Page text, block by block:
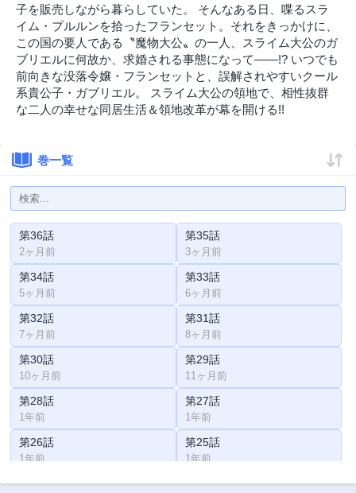
子を販売しながら暮らしていた。 そんなある日、喋るスラ
イム・プルルンを拾ったフランセット。それをきっかけに、
この国の要人である〝魔物大公〟の一人、スライム大公のガ
ブリエルに何故か、求婚される事態になって――!? いつでも
前向きな没落令嬢・フランセットと、誤解されやすいクール
系貴公子・ガブリエル。 スライム大公の領地で、相性抜群
な二人の幸せな同居生活＆領地改革が幕を開ける!!
巻一覧
第36話
2ヶ月前
第35話
3ヶ月前
第34話
5ヶ月前
第33話
6ヶ月前
第32話
7ヶ月前
第31話
8ヶ月前
第30話
10ヶ月前
第29話
11ヶ月前
第28話
1年前
第27話
1年前
第26話
1年前
第25話
1年前
第24話 第23話